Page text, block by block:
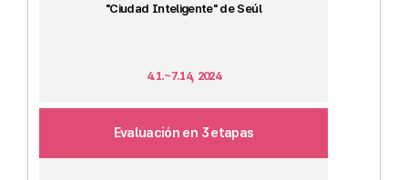
"Ciudad Inteligente" de Seúl
4.1.~7.14, 2024
Evaluación en 3 etapas